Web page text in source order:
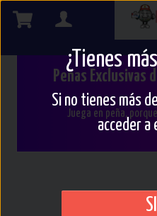
Participa
en
NuestrasPeñas Exclusivas
Juega en peña,
¿Tienes
Si no tienes más
acceder a
SI